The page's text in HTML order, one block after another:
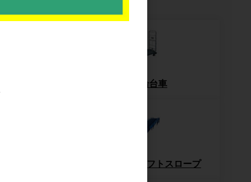
パレット 6輪台車
フォークリフトスロープ